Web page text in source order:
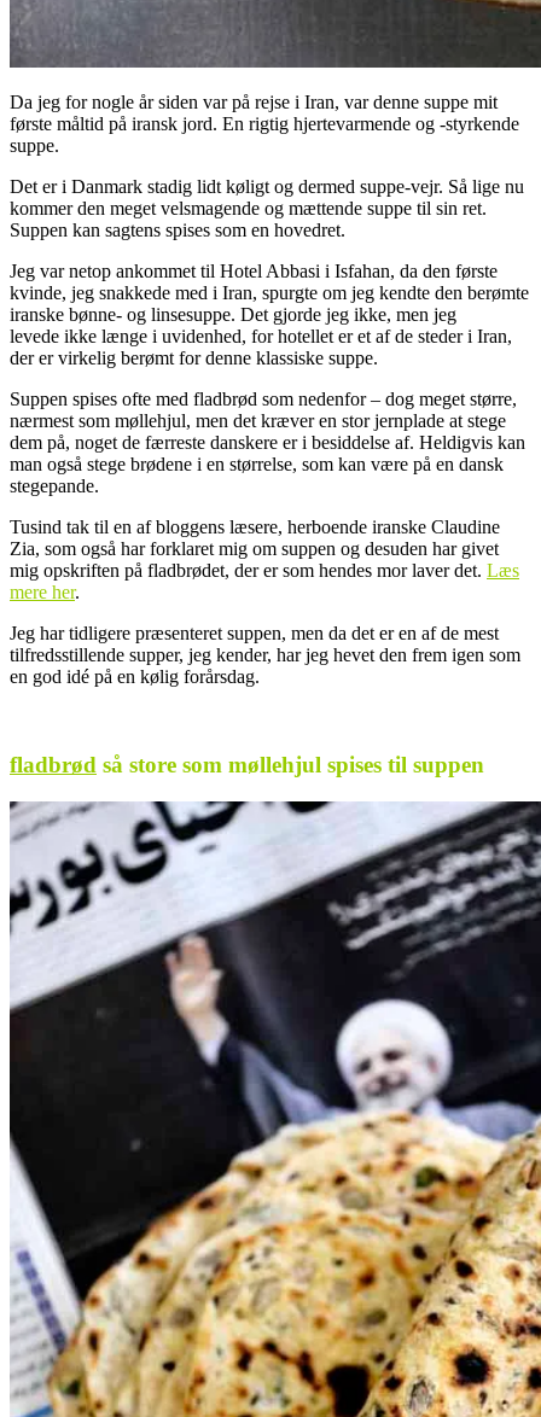
Da jeg for nogle år siden var på rejse i Iran, var denne suppe mit
første måltid på iransk jord. En rigtig hjertevarmende og -styrkende
suppe.
Det er i Danmark stadig lidt køligt og dermed suppe-vejr. Så lige nu
kommer den meget velsmagende og mættende suppe til sin ret.
Suppen kan sagtens spises som en hovedret.
Jeg var netop ankommet til Hotel Abbasi i Isfahan, da den første
kvinde, jeg snakkede med i Iran, spurgte om jeg kendte den berømte
iranske bønne- og linsesuppe. Det gjorde jeg ikke, men jeg
levede ikke længe i uvidenhed, for hotellet er et af de steder i Iran,
der er virkelig berømt for denne klassiske suppe.
Suppen spises ofte med fladbrød som nedenfor – dog meget større,
nærmest som møllehjul, men det kræver en stor jernplade at stege
dem på, noget de færreste danskere er i besiddelse af. Heldigvis kan
man også stege brødene i en størrelse, som kan være på en dansk
stegepande.
Tusind tak til en af bloggens læsere, herboende iranske Claudine
Zia, som også har forklaret mig om suppen og desuden har givet
mig opskriften på fladbrødet, der er som hendes mor laver det. Læs
mere her.
Jeg har tidligere præsenteret suppen, men da det er en af de mest
tilfredsstillende supper, jeg kender, har jeg hevet den frem igen som
en god idé på en kølig forårsdag.
fladbrød så store som møllehjul spises til suppen